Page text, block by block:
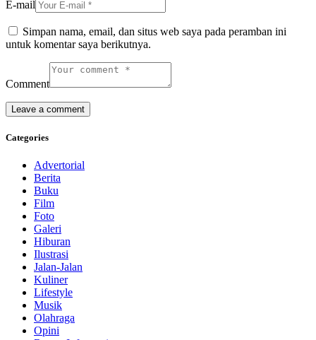
E-mail
Simpan nama, email, dan situs web saya pada peramban ini
untuk komentar saya berikutnya.
Comment
Categories
Advertorial
Berita
Buku
Film
Foto
Galeri
Hiburan
Ilustrasi
Jalan-Jalan
Kuliner
Lifestyle
Musik
Olahraga
Opini